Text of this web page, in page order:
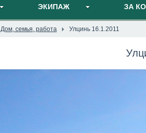
ЭКИПАЖ ЗА
Дом, семья, работа Улцинь 16.1.2011